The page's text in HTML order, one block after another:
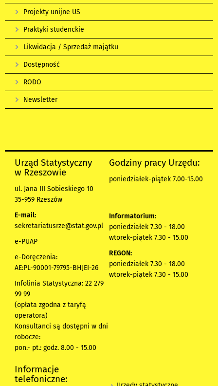
Projekty unijne US
Praktyki studenckie
Likwidacja / Sprzedaż majątku
Dostępność
RODO
Newsletter
Urząd Statystyczny
w Rzeszowie
ul. Jana III Sobieskiego 10
35-959 Rzeszów
E-mail:
sekretariatusrze@stat.gov.pl
e-PUAP
e-Doręczenia:
AE:PL-90001-79795-BHJEI-26
Infolinia Statystyczna: 22 279
99 99
(opłata zgodna z taryfą
operatora)
Konsultanci są dostępni w dni
robocze:
pon.- pt.: godz. 8.00 - 15.00
Godziny pracy Urzędu:
poniedziałek-piątek 7.00-15.00
Informatorium:
poniedziałek 7.30 - 18.00
wtorek-piątek 7.30 - 15.00
REGON:
poniedziałek 7.30 - 18.00
wtorek-piątek 7.30 - 15.00
Informacje
telefoniczne: